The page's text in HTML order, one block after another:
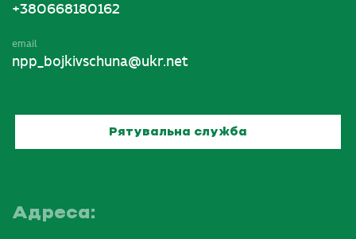
+380668180162
email
npp_bojkivschuna@ukr.net
Рятувальна служба
Адреса: